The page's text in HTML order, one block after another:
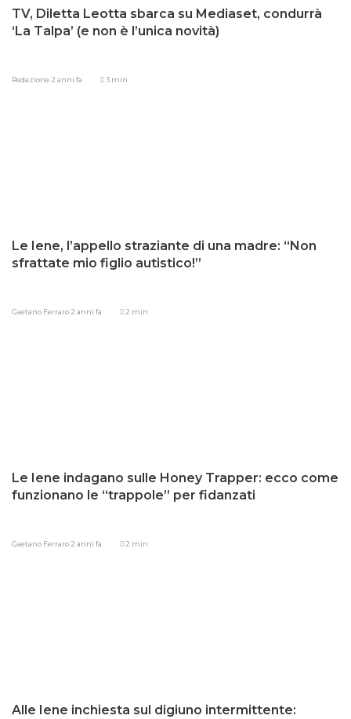
TV, Diletta Leotta sbarca su Mediaset, condurrà
‘La Talpa’ (e non è l’unica novità)
Redazione 2 anni fa 3 min
Le Iene, l’appello straziante di una madre: “Non
sfrattate mio figlio autistico!”
Gaetano Ferraro 2 anni fa 2 min
Le Iene indagano sulle Honey Trapper: ecco come
funzionano le “trappole” per fidanzati
Gaetano Ferraro 2 anni fa 2 min
Alle Iene inchiesta sul digiuno intermittente: